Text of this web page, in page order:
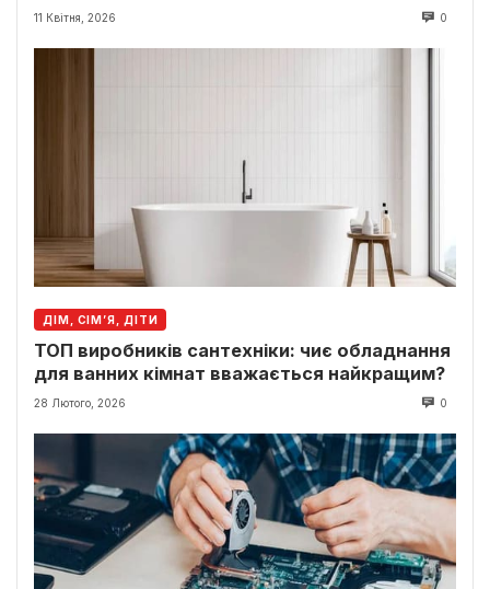
11 Квітня, 2026 0
ДІМ, СІМ’Я, ДІТИ
ТОП виробників сантехніки: чиє обладнання
для ванних кімнат вважається найкращим?
28 Лютого, 2026 0